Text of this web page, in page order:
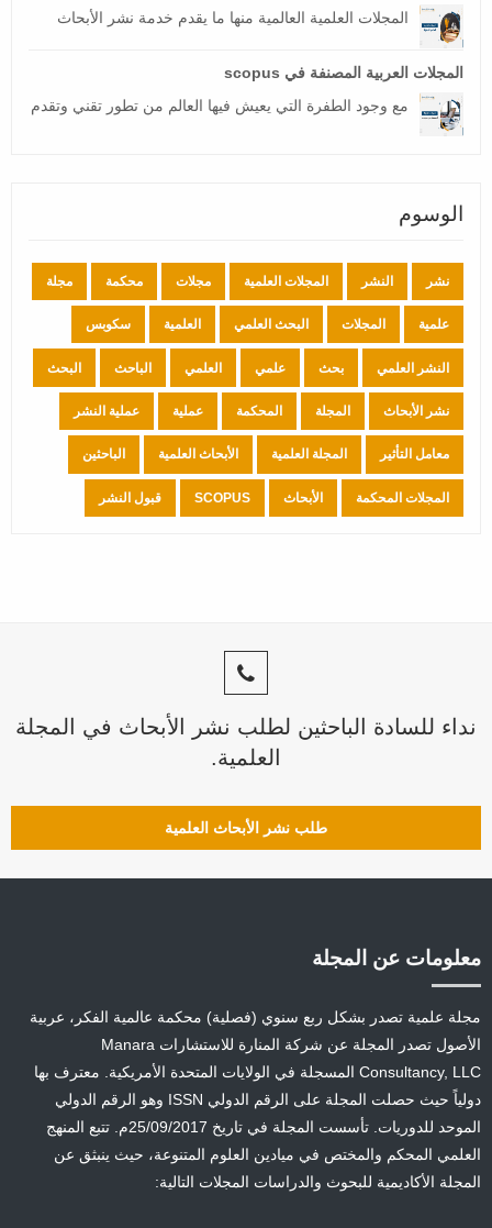
المجلات العلمية العالمية منها ما يقدم خدمة نشر الأبحاث
المجلات العربية المصنفة في scopus
مع وجود الطفرة التي يعيش فيها العالم من تطور تقني وتقدم
الوسوم
نشر النشر المجلات العلمية مجلات محكمة مجلة
علمية المجلات البحث العلمي العلمية سكوبس
النشر العلمي بحث علمي العلمي الباحث البحث
نشر الأبحاث المجلة المحكمة عملية عملية النشر
معامل التأثير المجلة العلمية الأبحاث العلمية الباحثين
المجلات المحكمة الأبحاث SCOPUS قبول النشر
نداء للسادة الباحثين لطلب نشر الأبحاث في المجلة
العلمية.
طلب نشر الأبحاث العلمية
معلومات عن المجلة
مجلة علمية تصدر بشكل ربع سنوي (فصلية) محكمة عالمية الفكر، عربية
الأصول تصدر المجلة عن شركة المنارة للاستشارات Manara
Consultancy, LLC المسجلة في الولايات المتحدة الأمريكية. معترف بها
دولياً حيث حصلت المجلة على الرقم الدولي ISSN وهو الرقم الدولي
الموحد للدوريات. تأسست المجلة في تاريخ 25/09/2017م. تتبع المنهج
العلمي المحكم والمختص في ميادين العلوم المتنوعة، حيث ينبثق عن
المجلة الأكاديمية للبحوث والدراسات المجلات التالية: